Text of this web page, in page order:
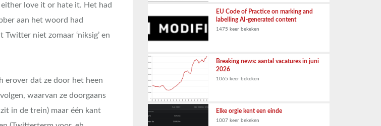
love it or hate it. Het had
aan het woord had
niet zomaar ‘niksig’ en
erover dat ze door het heen
waarvan ze doorgaans
in de trein) maar één kant
EU Code of Practice on marking and
labelling AI-generated content
1475 keer bekeken
Breaking news: aantal vacatures in juni
2026
1065 keer bekeken
Elke orgie kent een einde
1007 keer bekeken